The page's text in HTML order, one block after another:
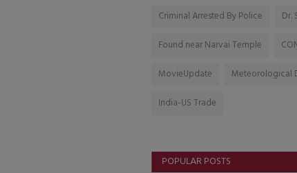
Criminal Arrested By Police
Dr.
Found near Narvai Temple
MovieUpdate
Meteorological
India-US Trade
POPULAR POSTS